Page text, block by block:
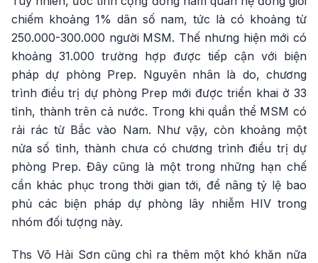
chiếm khoảng 1% dân số nam, tức là có khoảng từ
250.000-300.000 người MSM. Thế nhưng hiện mới có
khoảng 31.000 trường hợp được tiếp cận với biện
pháp dự phòng Prep. Nguyên nhân là do, chương
trình điều trị dự phòng Prep mới được triển khai ở 33
tỉnh, thành trên cả nước. Trong khi quần thể MSM có
rải rác từ Bắc vào Nam. Như vậy, còn khoảng một
nửa số tỉnh, thành chưa có chương trình điều trị dự
phòng Prep. Đây cũng là một trong những hạn chế
cần khác phục trong thời gian tới, để nâng tỷ lệ bao
phủ các biện pháp dự phòng lây nhiễm HIV trong
nhóm đối tượng này.
Ths Võ Hải Sơn cũng chỉ ra thêm một khó khăn nữa